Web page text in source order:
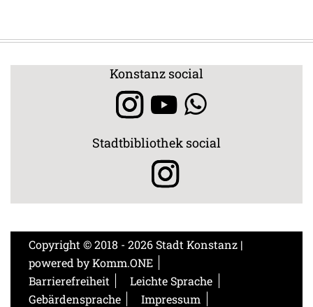
Konstanz social
Stadtbibliothek social
Copyright © 2018 - 2026 Stadt Konstanz |
powered byKomm.ONE
Barrierefreiheit
Leichte Sprache
Gebärdensprache
Impressum